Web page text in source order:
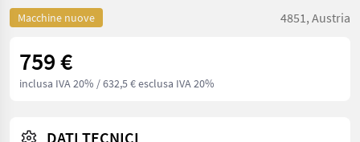
Macchine nuove 4851, Austria
759 €
inclusa IVA 20% / 632,5 € esclusa IVA 20%
DATI TECNICI